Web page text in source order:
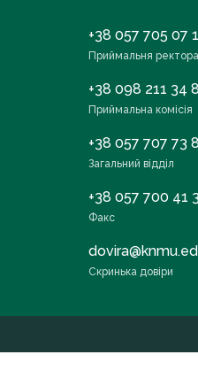
+38 057 705 07
Приймальня ректора
+38 098 211 34
Приймальна комісія
+38 057 707 73
Загальний відділ
+38 057 700 41
Факс
Скринька довіри